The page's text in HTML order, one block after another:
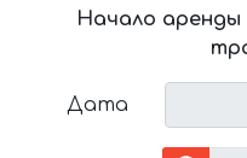
Начало аренды
Дата